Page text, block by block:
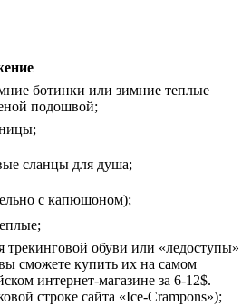
ботинки или зимние теплые
подошвой;
сланцы для душа;
с капюшоном);
обуви или «ледоступы»
сможете купить их на самом
интернет-магазине за 6-12$.
строке сайта «Ice-Crampons»);